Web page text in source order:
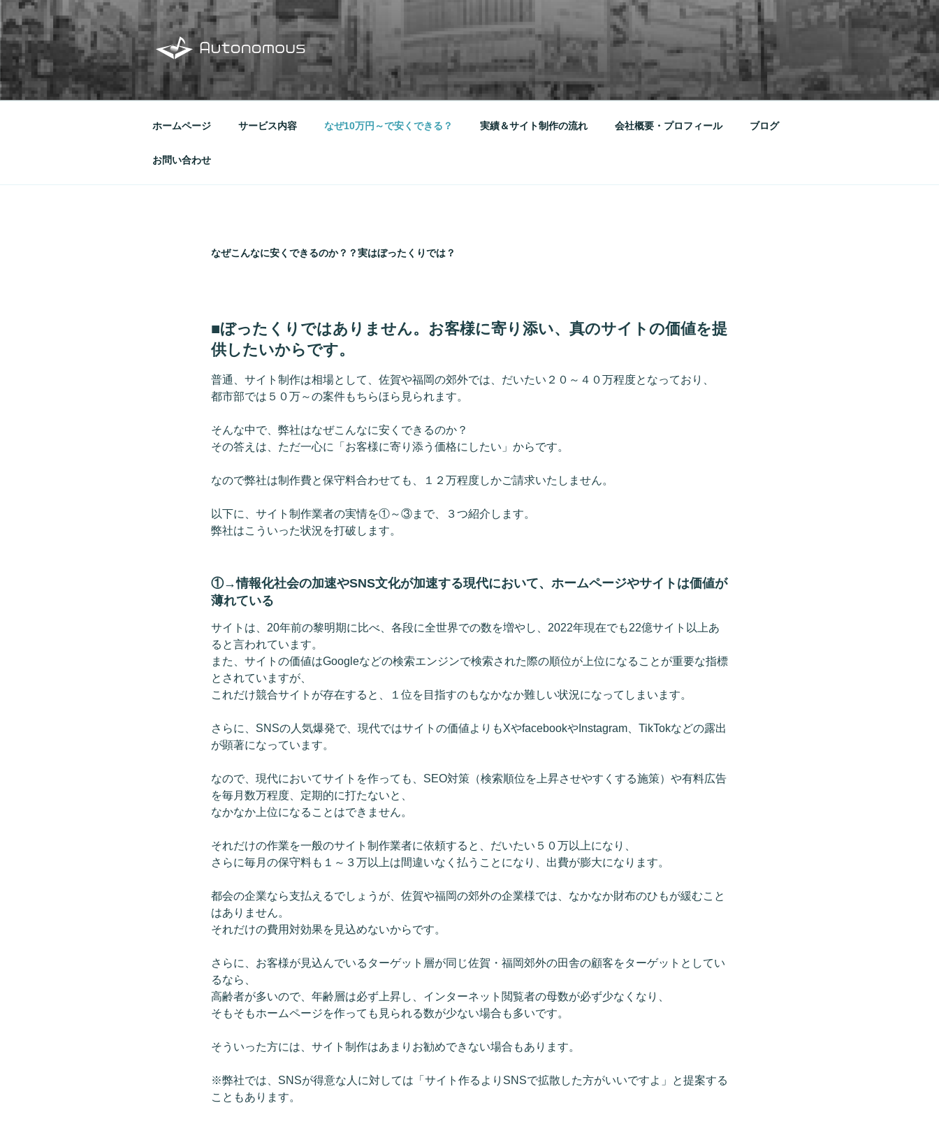
Skip
to
content
佐賀市のオトノマス
佐賀市のWEB・システム開発なら
ホームページ サービス内容 なぜ10万円～で安くできる？ 実績＆サイト制作の流れ 会社概要・プロフィール ブログ
お問い合わせ
なぜこんなに安くできるのか？？実はぼったくりでは？
■ぼったくりではありません。お客様に寄り添い、真のサイトの価値を提
供したいからです。
普通、サイト制作は相場として、佐賀や福岡の郊外では、だいたい２０～４０万程度となっており、
都市部では５０万～の案件もちらほら見られます。
そんな中で、弊社はなぜこんなに安くできるのか？
その答えは、ただ一心に「お客様に寄り添う価格にしたい」からです。
なので弊社は制作費と保守料合わせても、１２万程度しかご請求いたしません。
以下に、サイト制作業者の実情を①～③まで、３つ紹介します。
弊社はこういった状況を打破します。
①→情報化社会の加速やSNS文化が加速する現代において、ホームページやサイトは価値が
薄れている
サイトは、20年前の黎明期に比べ、各段に全世界での数を増やし、2022年現在でも22億サイト以上あ
ると言われています。
また、サイトの価値はGoogleなどの検索エンジンで検索された際の順位が上位になることが重要な指標
とされていますが、
これだけ競合サイトが存在すると、１位を目指すのもなかなか難しい状況になってしまいます。
さらに、SNSの人気爆発で、現代ではサイトの価値よりもXやfacebookやInstagram、TikTokなどの露出
が顕著になっています。
なので、現代においてサイトを作っても、SEO対策（検索順位を上昇させやすくする施策）や有料広告
を毎月数万程度、定期的に打たないと、
なかなか上位になることはできません。
それだけの作業を一般のサイト制作業者に依頼すると、だいたい５０万以上になり、
さらに毎月の保守料も１～３万以上は間違いなく払うことになり、出費が膨大になります。
都会の企業なら支払えるでしょうが、佐賀や福岡の郊外の企業様では、なかなか財布のひもが緩むこと
はありません。
それだけの費用対効果を見込めないからです。
さらに、お客様が見込んでいるターゲット層が同じ佐賀・福岡郊外の田舎の顧客をターゲットとしてい
るなら、
高齢者が多いので、年齢層は必ず上昇し、インターネット閲覧者の母数が必ず少なくなり、
そもそもホームページを作っても見られる数が少ない場合も多いです。
そういった方には、サイト制作はあまりお勧めできない場合もあります。
※弊社では、SNSが得意な人に対しては「サイト作るよりSNSで拡散した方がいいですよ」と提案する
こともあります。